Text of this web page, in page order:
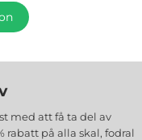
med att få ta del av
rabatt på alla skal, fodral